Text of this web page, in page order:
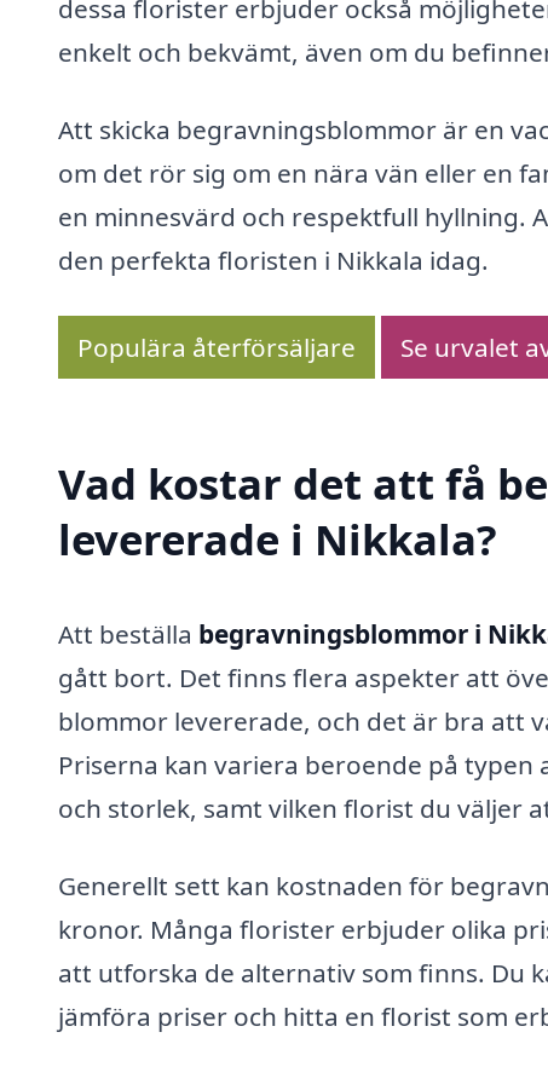
dessa florister erbjuder också
enkelt och bekvämt, även om du
Att skicka begravningsblommor är en
om det rör sig om en nära vän eller en
en minnesvärd och respektfull hyllning.
den perfekta floristen i Nikkala idag.
Populära återförsäljare Se urvalet
Vad kostar det att få
levererade i Nikkala?
Att beställa begravningsblommor i
gått bort. Det finns flera aspekter att
blommor levererade, och det är bra att
Priserna kan variera beroende på
och storlek, samt vilken florist du väljer
Generellt sett kan kostnaden för
kronor. Många florister erbjuder olika
att utforska de alternativ som finns. Du
jämföra priser och hitta en florist som